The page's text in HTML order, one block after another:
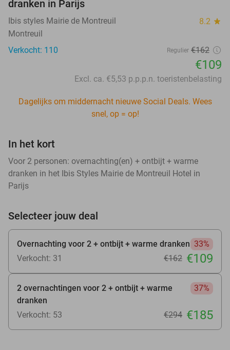
dranken in Parijs
Ibis styles Mairie de Montreuil 8.2 star
Montreuil
Verkocht: 110
Regulier €162
€109
Excl. ca. €5,53 p.p.p.n. toeristenbelasting
Dagelijks om middernacht nieuwe Social Deals. Wees
snel, op = op!
In het kort
Voor 2 personen: overnachting(en) + ontbijt + warme
dranken in het Ibis Styles Mairie de Montreuil Hotel in
Parijs
Selecteer jouw deal
Overnachting voor 2 + ontbijt + warme dranken 33%
Verkocht: 31
€162 €109
2 overnachtingen voor 2 + ontbijt + warme
dranken
37%
Verkocht: 53 €294 €185